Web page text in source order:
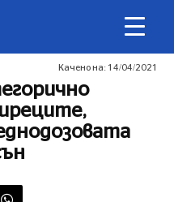
Качено на: 14/04/2021